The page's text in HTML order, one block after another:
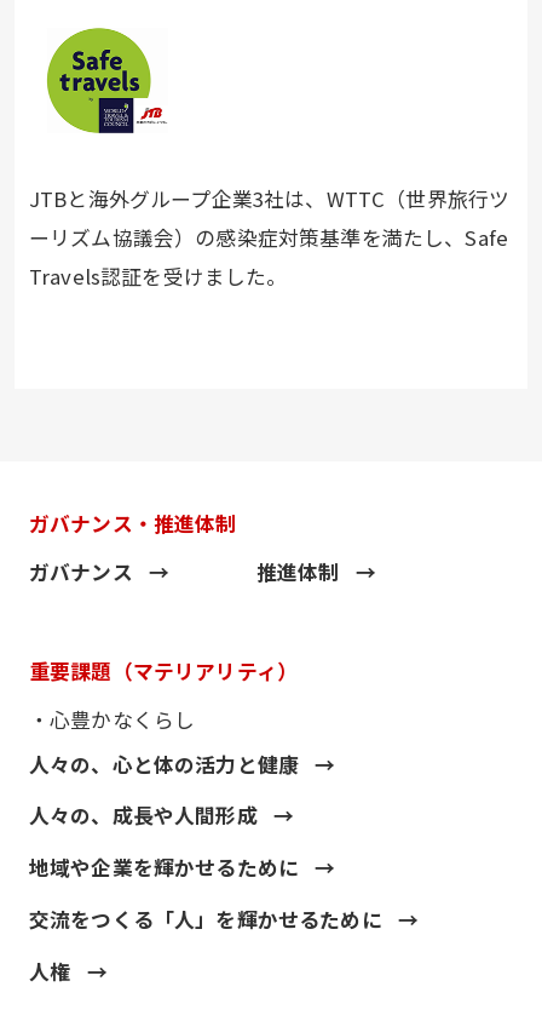
JTBと海外グループ企業3社は、WTTC（世界旅行ツ
ーリズム協議会）の感染症対策基準を満たし、Safe
Travels認証を受けました。
ガバナンス・推進体制
ガバナンス
推進体制
重要課題（マテリアリティ）
・心豊かなくらし
人々の、心と体の活力と健康
人々の、成長や人間形成
地域や企業を輝かせるために
交流をつくる「人」を輝かせるために
人権